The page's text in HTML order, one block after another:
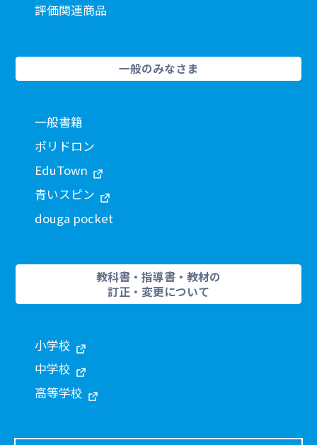
評価関連商品
一般のみなさま
一般書籍
ポリドロン
EduTown
青いスピン
douga pocket
教科書・指導書・教材の
訂正・変更について
小学校
中学校
高等学校